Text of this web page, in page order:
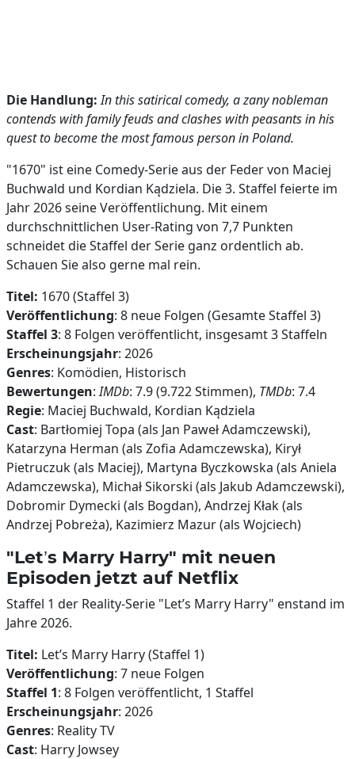
Die Handlung: In this satirical comedy, a zany nobleman
contends with family feuds and clashes with peasants in his
quest to become the most famous person in Poland.
"1670" ist eine Comedy-Serie aus der Feder von Maciej
Buchwald und Kordian Kądziela. Die 3. Staffel feierte im
Jahr 2026 seine Veröffentlichung. Mit einem
durchschnittlichen User-Rating von 7,7 Punkten
schneidet die Staffel der Serie ganz ordentlich ab.
Schauen Sie also gerne mal rein.
Titel: 1670 (Staffel 3)
Veröffentlichung: 8 neue Folgen (Gesamte Staffel 3)
Staffel 3: 8 Folgen veröffentlicht, insgesamt 3 Staffeln
Erscheinungsjahr: 2026
Genres: Komödien, Historisch
Bewertungen:IMDb: 7.9 (9.722 Stimmen), TMDb: 7.4
Regie: Maciej Buchwald, Kordian Kądziela
Cast: Bartłomiej Topa (als Jan Paweł Adamczewski),
Katarzyna Herman (als Zofia Adamczewska), Kirył
Pietruczuk (als Maciej), Martyna Byczkowska (als Aniela
Adamczewska), Michał Sikorski (als Jakub Adamczewski),
Dobromir Dymecki (als Bogdan), Andrzej Kłak (als
Andrzej Pobreża), Kazimierz Mazur (als Wojciech)
"Let’s Marry Harry" mit neuen
Episoden jetzt auf Netflix
Staffel 1 der Reality-Serie "Let’s Marry Harry" enstand im
Jahre 2026.
Titel: Let’s Marry Harry (Staffel 1)
Veröffentlichung: 7 neue Folgen
Staffel 1: 8 Folgen veröffentlicht, 1 Staffel
Erscheinungsjahr: 2026
Genres: Reality TV
Cast: Harry Jowsey